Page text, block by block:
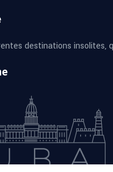
destinations insolites,